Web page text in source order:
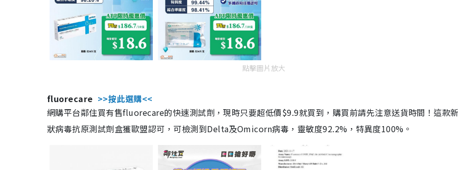
點擊圖片放大
fluorecare >>按此選購<<
網購平台鄰住買有售fluorecare的快速測試劑，現時只要超低價$9.9就買到，購買前請先注意送貨時間！這款
狀病毒抗原測試劑盒獲歐盟認可，可檢測到Delta及Omicorn病毒，靈敏度92.2%，特異度100%。